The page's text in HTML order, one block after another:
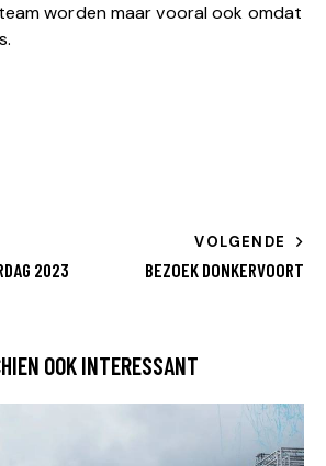
worden maar vooral ook omdat
2023
VOLGENDE
BEZOEK DONKERVOORT
OOK INTERESSANT